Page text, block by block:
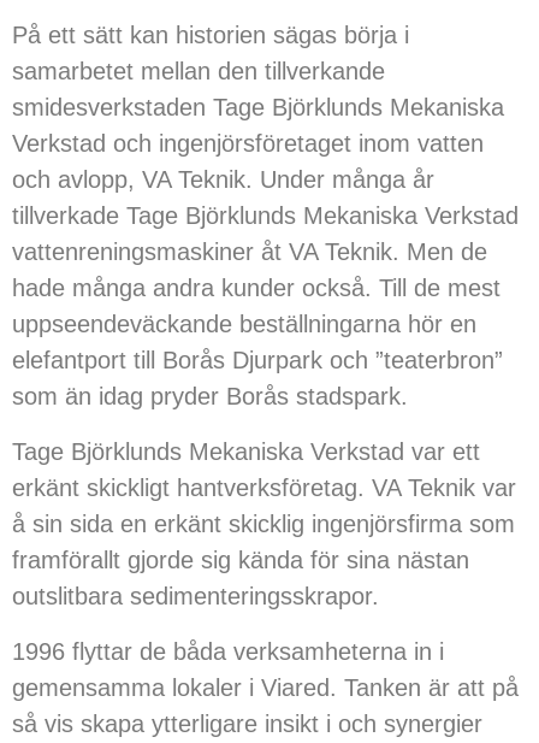
På ett sätt kan historien sägas börja i
samarbetet mellan den tillverkande
smidesverkstaden Tage Björklunds Mekaniska
Verkstad och ingenjörsföretaget inom vatten
och avlopp, VA Teknik. Under många år
tillverkade Tage Björklunds Mekaniska Verkstad
vattenreningsmaskiner åt VA Teknik. Men de
hade många andra kunder också. Till de mest
uppseendeväckande beställningarna hör en
elefantport till Borås Djurpark och ”teaterbron”
som än idag pryder Borås stadspark.
Tage Björklunds Mekaniska Verkstad var ett
erkänt skickligt hantverksföretag. VA Teknik var
å sin sida en erkänt skicklig ingenjörsfirma som
framförallt gjorde sig kända för sina nästan
outslitbara sedimenteringsskrapor.
1996 flyttar de båda verksamheterna in i
gemensamma lokaler i Viared. Tanken är att på
så vis skapa ytterligare insikt i och synergier